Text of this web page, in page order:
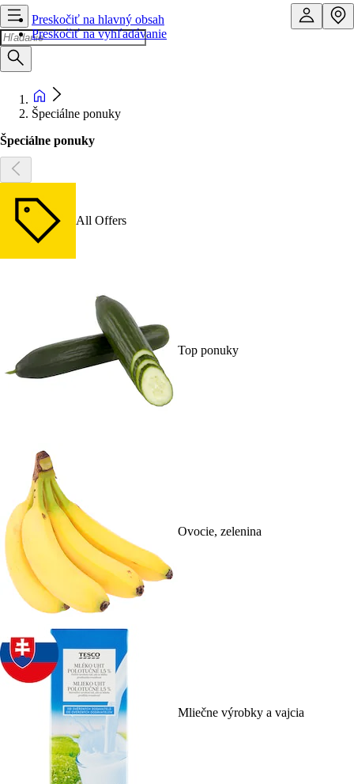
Preskočiť na hlavný obsah
Preskočiť na vyhľadávanie
Špeciálne ponuky
Špeciálne ponuky
All Offers
Top ponuky
Ovocie, zelenina
Mliečne výrobky a vajcia